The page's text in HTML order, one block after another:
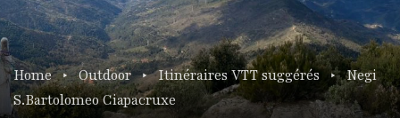
Home Outdoor Itinéraires VTT suggérés
Negi
S.Bartolomeo Ciapacruxe